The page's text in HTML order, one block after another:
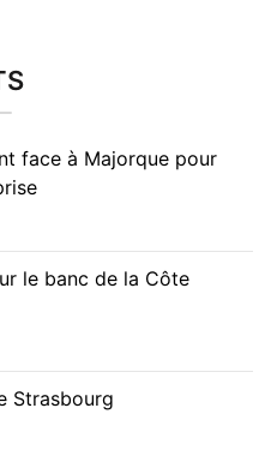
face à Majorque pour
le banc de la Côte
Strasbourg